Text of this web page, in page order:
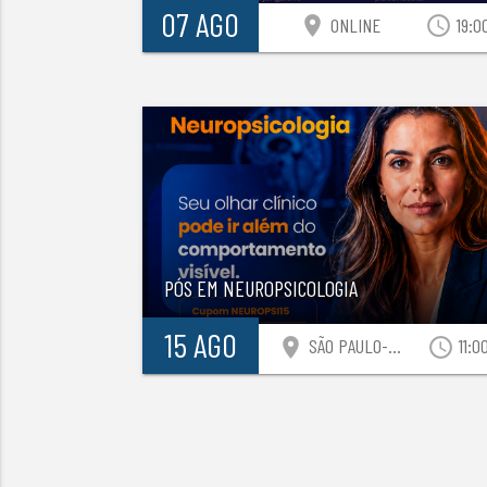
07 AGO location_on ONLINE access_time
PÓS EM NEUROPSICOLOGIA
15 AGO location_on SÃO PAULO-SP access_time